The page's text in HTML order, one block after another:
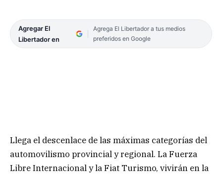
Agregar El
Libertador en
Agrega El Libertador a tus medios
preferidos en Google
Llega el descenlace de las máximas categorías del
automovilismo provincial y regional. La Fuerza
Libre Internacional y la Fiat Turismo, vivirán en la